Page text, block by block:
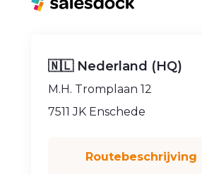
🇳🇱 Nederland (HQ)
M.H. Tromplaan 12
7511 JK Enschede
Routebeschrijving